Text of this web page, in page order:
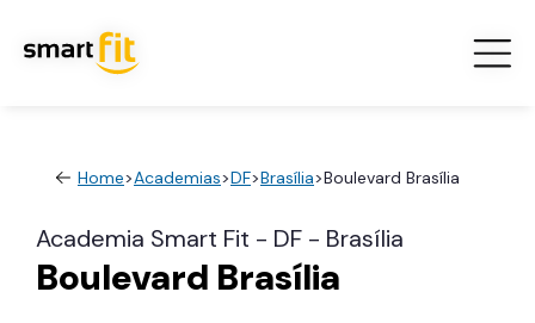
Home>Academias>DF>Brasília>Boulevard Brasília
Academia Smart Fit - DF - Brasília
Boulevard Brasília